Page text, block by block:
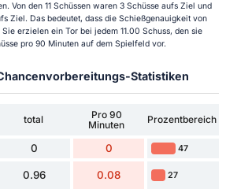
Von den 11 Schüssen waren 3 Schüsse aufs Ziel und
Ziel. Das bedeutet, dass die Schießgenauigkeit von
erzielen ein Tor bei jedem 11.00 Schuss, den sie
pro 90 Minuten auf dem Spielfeld vor.
Statistiken
total
Pro 90
Minuten
Prozentbereich
0 0 47
0.96 0.08 27